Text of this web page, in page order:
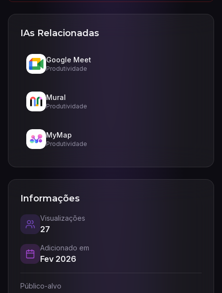
IAs Relacionadas
Google Meet
Produtividade
Mural
Produtividade
MyMap
Produtividade
Informações
Visualizações
27
Adicionado em
Fev 2026
Público-alvo